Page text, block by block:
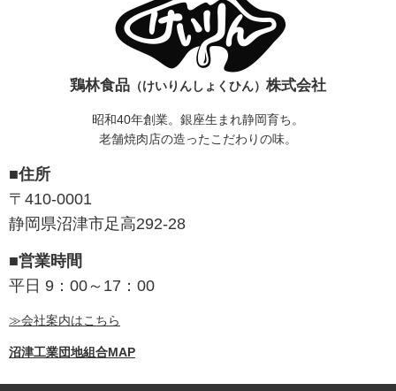
鶏林食品 （けいりんしょくひん） 株式会社
昭和40年創業。銀座生まれ静岡育ち。
老舗焼肉店の造ったこだわりの味。
■住所
〒410-0001
静岡県沼津市足高292-28
■営業時間
平日 9：00～17：00
≫会社案内はこちら
沼津工業団地組合MAP